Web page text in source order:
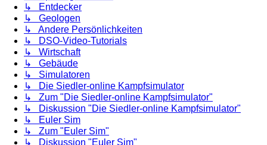
↳ Entdecker
↳ Geologen
↳ Andere Persönlichkeiten
↳ DSO-Video-Tutorials
↳ Wirtschaft
↳ Gebäude
↳ Simulatoren
↳ Die Siedler-online Kampfsimulator
↳ Zum "Die Siedler-online Kampfsimulator"
↳ Diskussion "Die Siedler-online Kampfsimulator"
↳ Euler Sim
↳ Zum "Euler Sim"
↳ Diskussion "Euler Sim"